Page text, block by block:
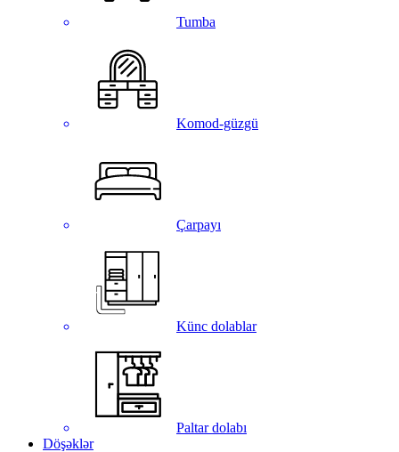
Tumba
Komod-güzgü
Çarpayı
Künc dolablar
Paltar dolabı
Döşəklər